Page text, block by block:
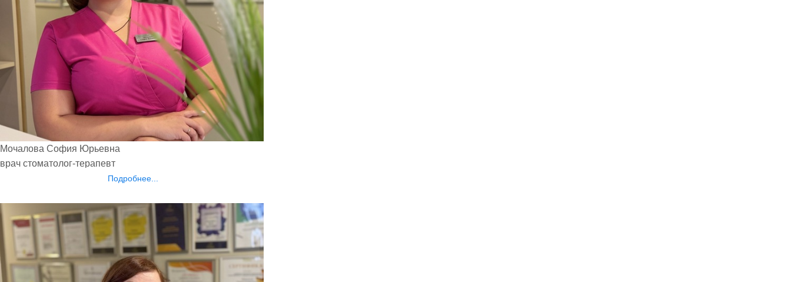
Мочалова София Юрьевна
врач стоматолог-терапевт
Подробнее...